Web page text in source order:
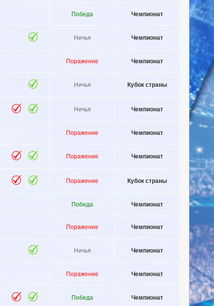
Победа Чемпионат
Ничья Чемпионат
Поражение Чемпионат
Ничья Кубок страны
Ничья Чемпионат
Поражение Чемпионат
Поражение Чемпионат
Поражение Кубок страны
Победа Чемпионат
Поражение Чемпионат
Ничья Чемпионат
Поражение Чемпионат
Победа Чемпионат